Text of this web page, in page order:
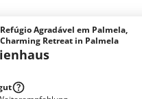
Agradável em Palmela,
Retreat in Palmela